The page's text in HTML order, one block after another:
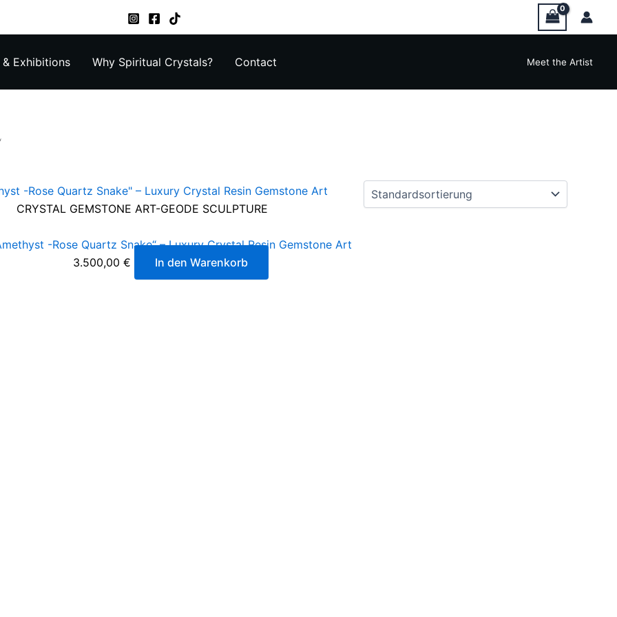
& Exhibitions Why Spiritual Crystals? Contact Meet the Artist
CRYSTAL GEMSTONE ART-GEODE SCULPTURE
-Rose Quartz Snake“ – Luxury Crystal Resin Gemstone Art
3.500,00 € In den Warenkorb